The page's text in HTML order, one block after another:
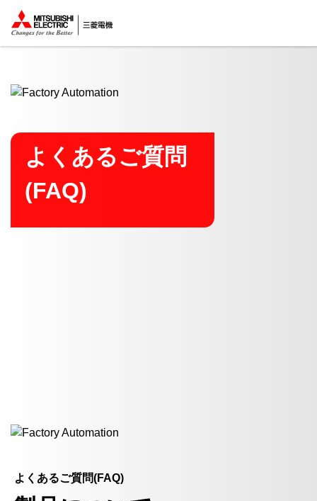
ここから本文
よくあるご質問
(FAQ)
よくあるご質問(FAQ)